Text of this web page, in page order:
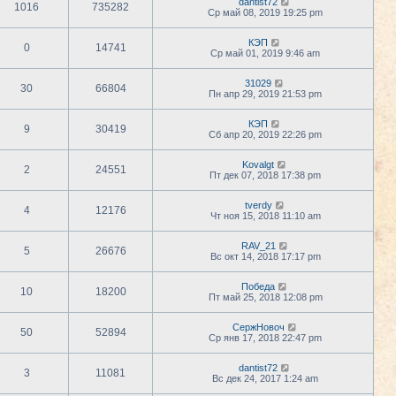
1016 735282
Ср май 08, 2019 19:25 pm
0 14741
КЭП
Ср май 01, 2019 9:46 am
30 66804
31029
Пн апр 29, 2019 21:53 pm
9 30419
КЭП
Сб апр 20, 2019 22:26 pm
2 24551
Kovalgt
Пт дек 07, 2018 17:38 pm
4 12176
tverdy
Чт ноя 15, 2018 11:10 am
5 26676
RAV_21
Вс окт 14, 2018 17:17 pm
10 18200
Победа
Пт май 25, 2018 12:08 pm
50 52894
СержНовоч
Ср янв 17, 2018 22:47 pm
3 11081
dantist72
Вс дек 24, 2017 1:24 am